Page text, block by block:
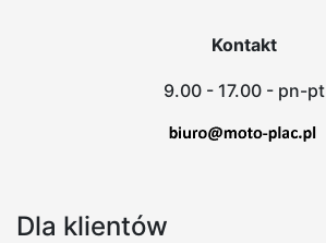
Kontakt
9.00 - 17.00 - pn-pt
Dla klientów